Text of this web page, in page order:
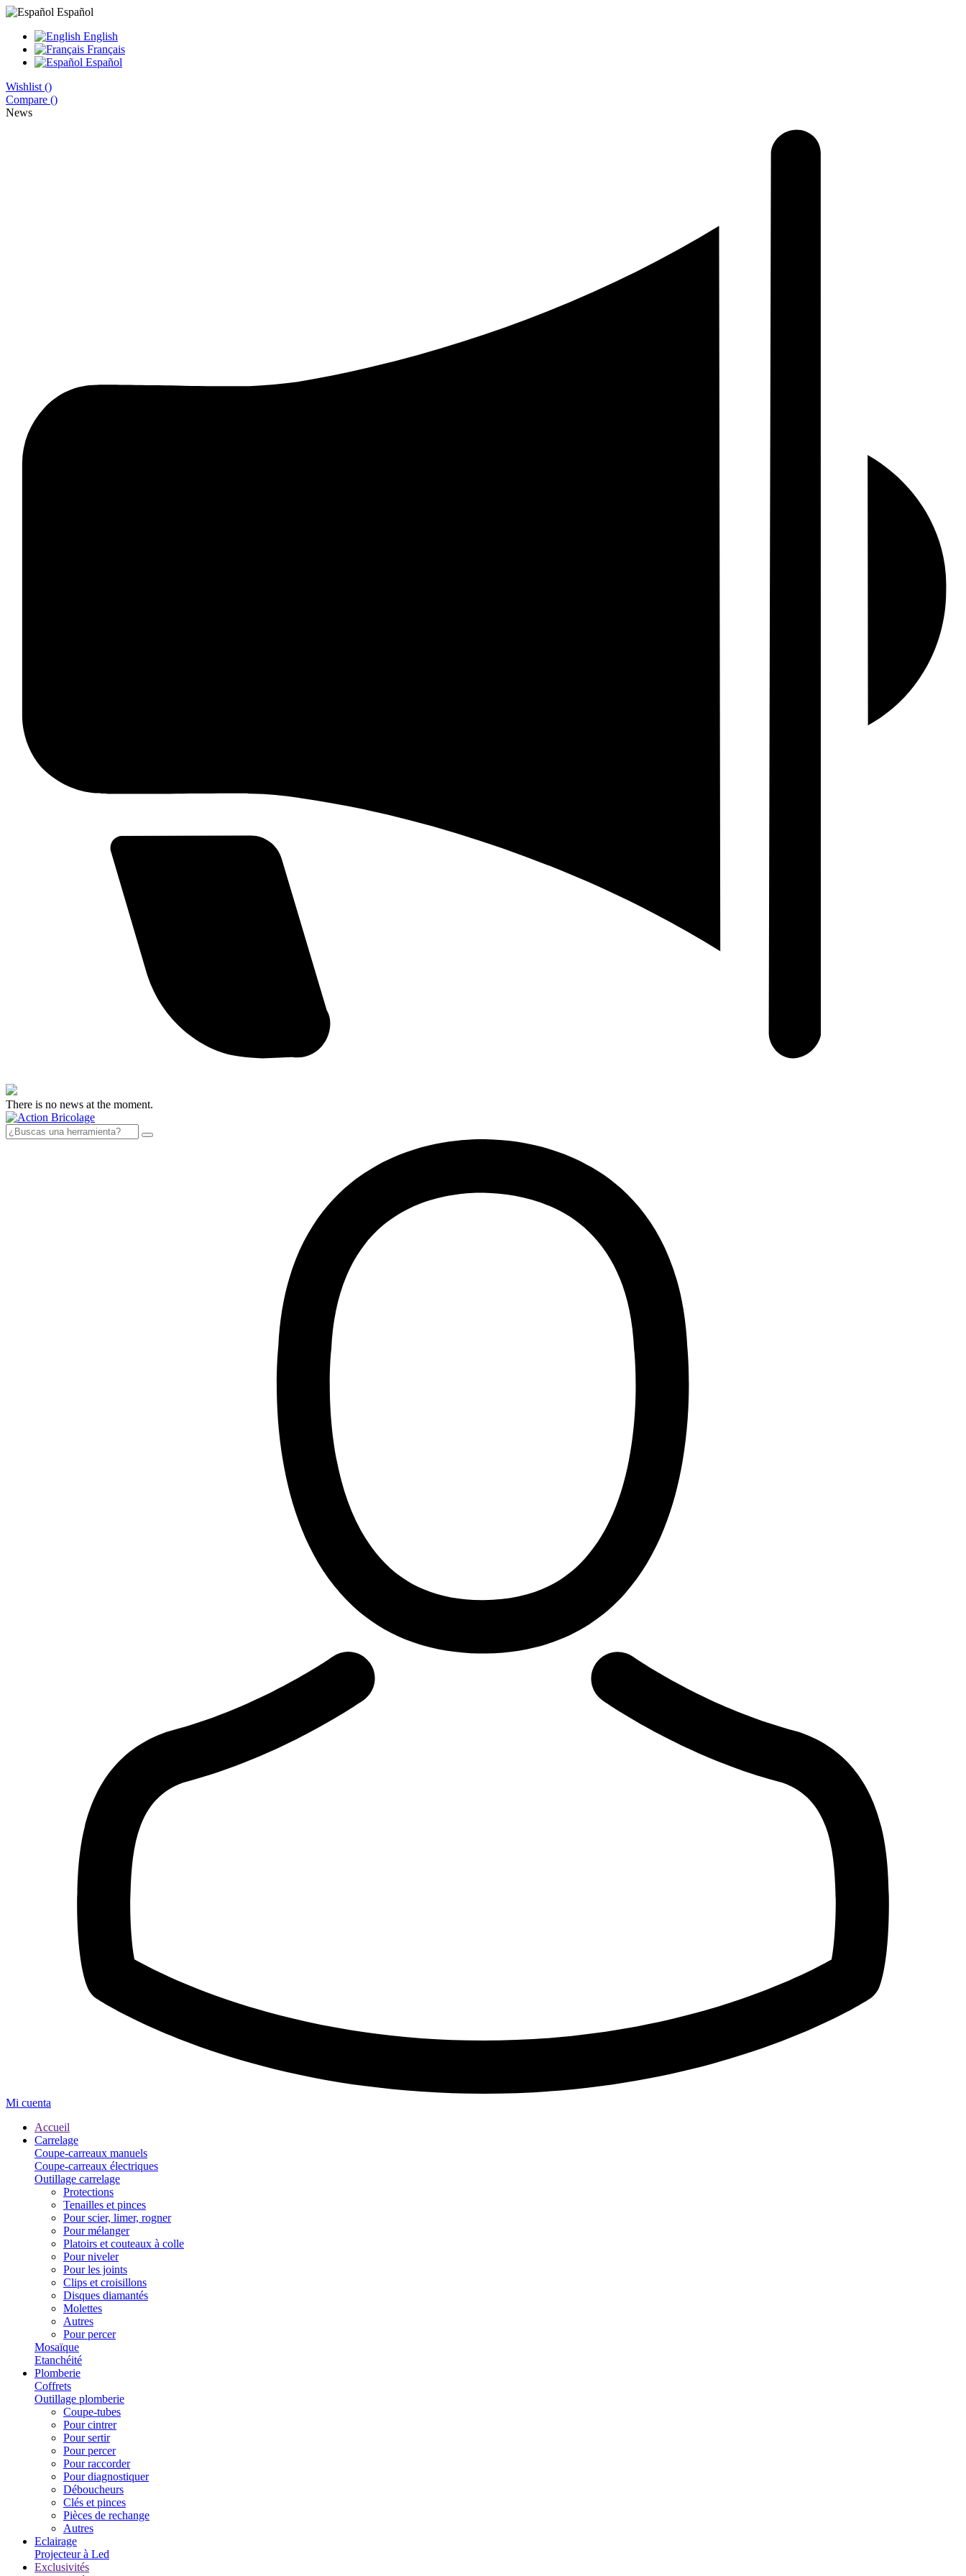
Español
English
Français
Español
Wishlist ()
Compare ()
News
There is no news at the moment.
Mi cuenta
Accueil
Carrelage
Coupe-carreaux manuels
Coupe-carreaux électriques
Outillage carrelage
Protections
Tenailles et pinces
Pour scier, limer, rogner
Pour mélanger
Platoirs et couteaux à colle
Pour niveler
Pour les joints
Clips et croisillons
Disques diamantés
Molettes
Autres
Pour percer
Mosaïque
Etanchéité
Plomberie
Coffrets
Outillage plomberie
Coupe-tubes
Pour cintrer
Pour sertir
Pour percer
Pour raccorder
Pour diagnostiquer
Déboucheurs
Clés et pinces
Pièces de rechange
Autres
Eclairage
Projecteur à Led
Exclusivités